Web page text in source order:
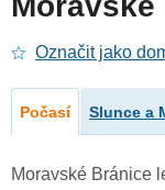
Označit jako
Počasí Slunce a
Moravské Bránice